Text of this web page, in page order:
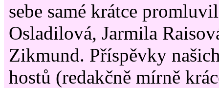
sebe samé krátce
Osladilová, Jarmila
Zikmund. Příspěvky
hostů (redakčně mírně